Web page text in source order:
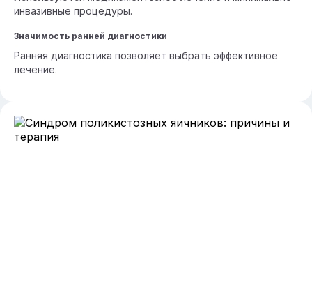
инвазивные процедуры.
Значимость ранней диагностики
Ранняя диагностика позволяет выбрать эффективное
лечение.